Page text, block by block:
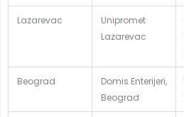
Lazarevac
Unipromet
Lazarevac
Beograd
Domis Enterijeri,
Beograd